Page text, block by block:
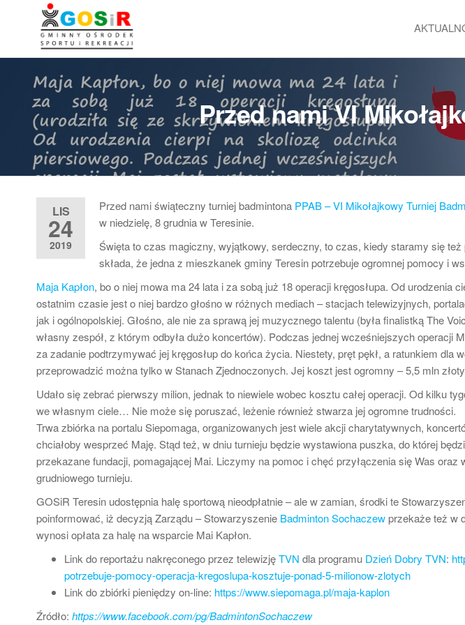
Ośrodek
Sportu i
Rekreacji w
Teresinie ::
Zapasy ::
Łucznictwo ::
Lekkoatletyka
:: Piłka nożna
Rekreacji
w
Teresinie
Przed nami VI
LIS
24
2019
Przed nami świąteczny turniej badmintona PPAB – VI Mikołajkowy Turniej
w niedzielę, 8 grudnia w Teresinie.
Święta to czas magiczny, wyjątkowy, serdeczny, to czas, kiedy staramy się
składa, że jedna z mieszkanek gminy Teresin potrzebuje ogromnej pomocy i
Maja Kapłon, bo o niej mowa ma 24 lata i za sobą już 18 operacji kręgosłupa. Od urodzenia
ostatnim czasie jest o niej bardzo głośno w różnych mediach – stacjach telewizyjnych,
jak i ogólnopolskiej. Głośno, ale nie za sprawą jej muzycznego talentu (była finalistką The
własny zespół, z którym odbyła dużo koncertów). Podczas jednej wcześniejszych operacji
za zadanie podtrzymywać jej kręgosłup do końca życia. Niestety, pręt pękł, a ratunkiem dla
przeprowadzić można tylko w Stanach Zjednoczonych. Jej koszt jest ogromny – 5,5 mln
Udało się zebrać pierwszy milion, jednak to niewiele wobec kosztu całej operacji. Od kilku
we własnym ciele… Nie może się poruszać, leżenie również stwarza jej ogromne trudności.
Trwa zbiórka na portalu Siepomaga, organizowanych jest wiele akcji charytatywnych,
chciałoby wesprzeć Maję. Stąd też, w dniu turnieju będzie wystawiona puszka, do której
przekazane fundacji, pomagającej Mai. Liczymy na pomoc i chęć przyłączenia się Was
grudniowego turnieju.
GOSiR Teresin udostępnia halę sportową nieodpłatnie – ale w zamian, środki te
poinformować, iż decyzją Zarządu – Stowarzyszenie Badminton Sochaczewprzekaże też w
wynosi opłata za halę na wsparcie Mai Kapłon.
Link do reportażu nakręconego przez telewizjęTVN dla programu Dzień Dobry TVN:
potrzebuje-pomocy-operacja-kregoslupa-kosztuje-ponad-5-milionow-zlotych
Link do zbiórki pieniędzy on-line: https://www.siepomaga.pl/maja-kaplon
Źródło: https://www.facebook.com/pg/BadmintonSochaczew